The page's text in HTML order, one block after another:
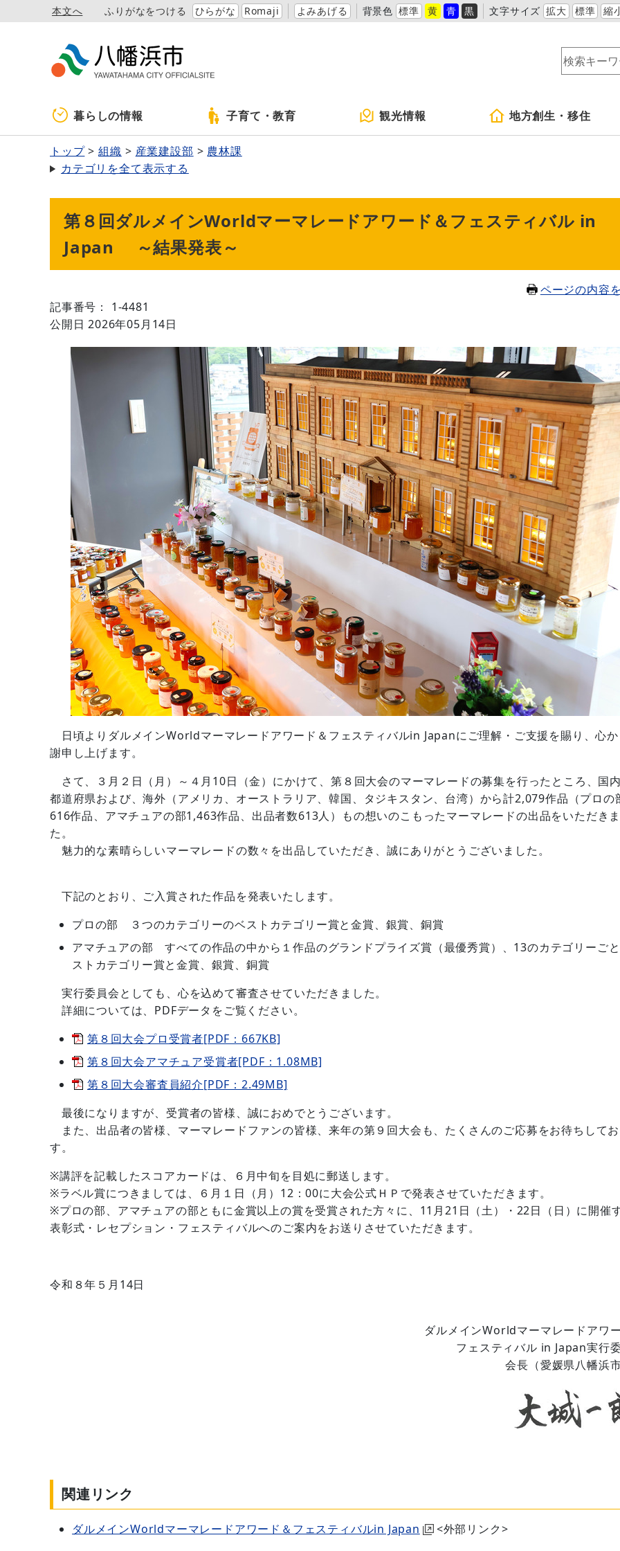
本文へ ふりがなをつける ひらがな Romaji よみあげる 背景色 標準 黄 青 黒 文字サイズ 拡大 標準 縮
暮らしの情報 子育て・教育 観光情報 地方創生・移住
トップ 組織 産業建設部
農林課
カテゴリを全て表示する
第８回ダルメインWorldマーマレードアワード＆フェスティバル in
Japan ～結果発表～
ページの内容
記事番号： 1-4481
公開日 2026年05月14日
日頃よりダルメインWorldマーマレードアワード＆フェスティバルin Japanにご理解・ご支援を賜り、心
謝申し上げます。
さて、３月２日（月）～４月10日（金）にかけて、第８回大会のマーマレードの募集を行ったところ、国
都道府県および、海外（アメリカ、オーストラリア、韓国、タジキスタン、台湾）から計2,079作品（プロの
616作品、アマチュアの部1,463作品、出品者数613人）もの想いのこもったマーマレードの出品をいただき
た。
魅力的な素晴らしいマーマレードの数々を出品していただき、誠にありがとうございました。
下記のとおり、ご入賞された作品を発表いたします。
プロの部 ３つのカテゴリーのベストカテゴリー賞と金賞、銀賞、銅賞
アマチュアの部 すべての作品の中から１作品のグランドプライズ賞（最優秀賞）、13のカテゴリーご
ストカテゴリー賞と金賞、銀賞、銅賞
実行委員会としても、心を込めて審査させていただきました。
詳細については、PDFデータをご覧ください。
第８回大会プロ受賞者[PDF：667KB]
第８回大会アマチュア受賞者[PDF：1.08MB]
第８回大会審査員紹介[PDF：2.49MB]
最後になりますが、受賞者の皆様、誠におめでとうございます。
また、出品者の皆様、マーマレードファンの皆様、来年の第９回大会も、たくさんのご応募をお待ちしてお
す。
※講評を記載したスコアカードは、６月中旬を目処に郵送します。
※ラベル賞につきましては、６月１日（月）12：00に大会公式ＨＰで発表させていただきます。
※プロの部、アマチュアの部ともに金賞以上の賞を受賞された方々に、11月21日（土）・22日（日）に開催
表彰式・レセプション・フェスティバルへのご案内をお送りさせていただきます。
令和８年５月14日
ダルメインWorldマーマレードアワ
フェスティバル in Japan実行
会長（愛媛県八幡浜市
関連リンク
ダルメインWorldマーマレードアワード＆フェスティバルin Japan <外部リンク>